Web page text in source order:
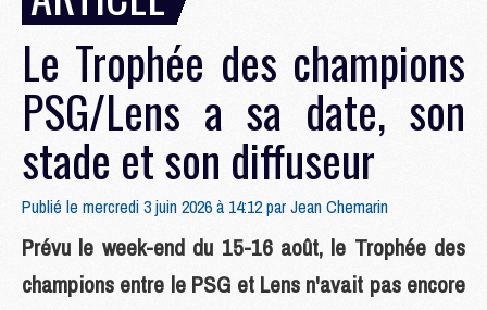
Le Trophée des champions
PSG/Lens a sa date, son
stade et son diffuseur
Publié le mercredi 3 juin 2026 à 14:12 parJean Chemarin
Prévu le week-end du 15-16 août, le Trophée des
champions entre le PSG et Lens n'avait pas encore